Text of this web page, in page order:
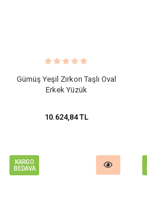
Gümüş Yeşil Zirkon Taşlı Oval
Erkek Yüzük
10.624,84 TL
KARGO
BEDAVA